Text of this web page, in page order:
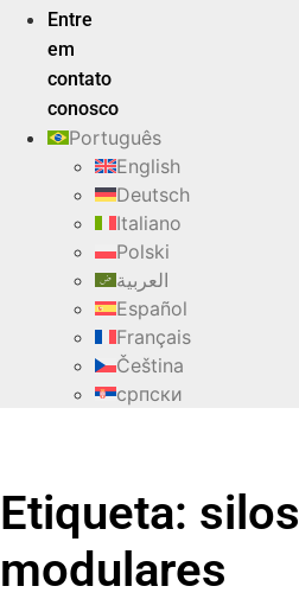
Entre
em
contato
conosco
Português
English
Deutsch
Italiano
Polski
العربية
Español
Français
Čeština
српски
Etiqueta: silos
modulares